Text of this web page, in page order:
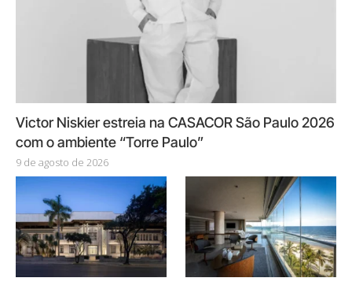
Victor Niskier estreia na CASACOR São Paulo 2026
com o ambiente “Torre Paulo”
9 de agosto de 2026